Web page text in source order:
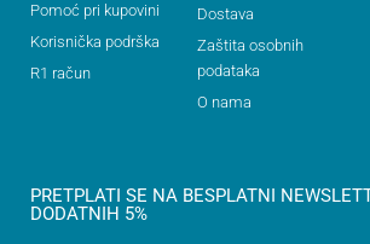
Pomoć pri kupovini
Korisnička podrška
R1 račun
Dostava
Zaštita osobnih
podataka
O nama
PRETPLATI SE NA BESPLATNI
DODATNIH 5%